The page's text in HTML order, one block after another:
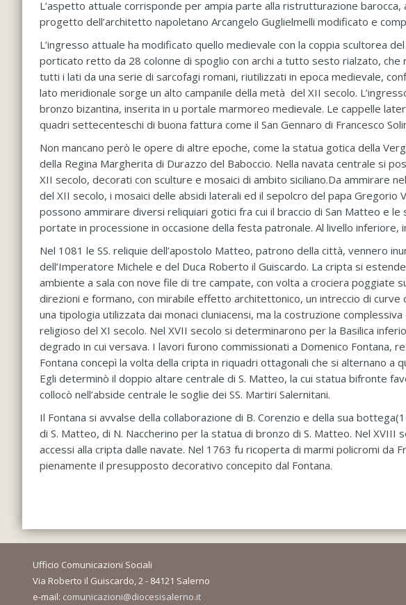
L’aspetto attuale corrisponde per ampia parte alla ristrutturazione
progetto dell’architetto napoletano Arcangelo Guglielmelli modificato e
L’ingresso attuale ha modificato quello medievale con la coppia scultorea
porticato retto da 28 colonne di spoglio con archi a tutto sesto rialzato, che
tutti i lati da una serie di sarcofagi romani, riutilizzati in epoca medievale,
lato meridionale sorge un alto campanile della metà del XII secolo.
bronzo bizantina, inserita in u portale marmoreo medievale. Le cappelle
quadri settecenteschi di buona fattura come il San Gennaro di Francesco
Non mancano però le opere di altre epoche, come la statua gotica della
della Regina Margherita di Durazzo del Baboccio. Nella navata centrale si
XII secolo, decorati con sculture e mosaici di ambito siciliano.Da ammirare
del XII secolo, i mosaici delle absidi laterali ed il sepolcro del papa Gregorio
possono ammirare diversi reliquiari gotici fra cui il braccio di San Matteo e le
portate in processione in occasione della festa patronale. Al livello inferiore,
Nel 1081 le SS. reliquie dell’apostolo Matteo, patrono della città, vennero
dell’Imperatore Michele e del Duca Roberto il Guiscardo. La cripta si
ambiente a sala con nove file di tre campate, con volta a crociera poggiate
direzioni e formano, con mirabile effetto architettonico, un intreccio di curve
una tipologia utilizzata dai monaci cluniacensi, ma la costruzione
religioso del XI secolo. Nel XVII secolo si determinarono per la Basilica
degrado in cui versava. I lavori furono commissionati a Domenico
Fontana concepì la volta della cripta in riquadri ottagonali che si alternano a
Egli determinò il doppio altare centrale di S. Matteo, la cui statua bifronte
collocò nell’abside centrale le soglie dei SS. Martiri Salernitani.
Il Fontana si avvalse della collaborazione di B. Corenzio e della sua
di S. Matteo, di N. Naccherino per la statua di bronzo di S. Matteo. Nel
accessi alla cripta dalle navate. Nel 1763 fu ricoperta di marmi policromi da
pienamente il presupposto decorativo concepito dal Fontana.
Ufficio Comunicazioni Sociali
Via Roberto il Guiscardo, 2 - 84121 Salerno
e-mail: comunicazioni@diocesisalerno.it